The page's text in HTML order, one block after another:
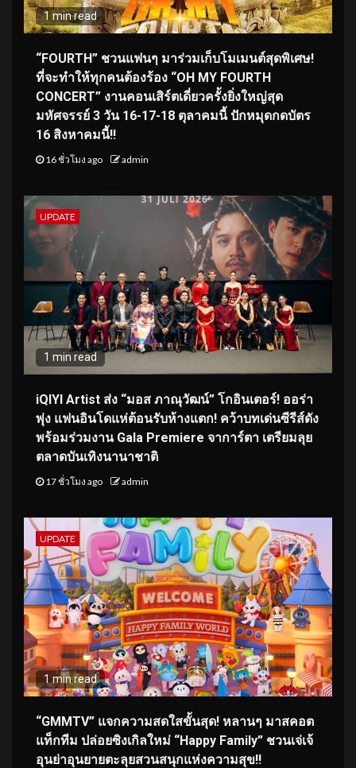
1 min read
“FOURTH” ชวนแฟนๆ มาร่วมเก็บโมเมนต์สุดพิเศษ!
ที่จะทำให้ทุกคนต้องร้อง “OH MY FOURTH
CONCERT” งานคอนเสิร์ตเดี่ยวครั้งยิ่งใหญ่สุด
มหัศจรรย์ 3 วัน 16-17-18 ตุลาคมนี้ ปักหมุดกดบัตร
16 สิงหาคมนี้!!
16 ชั่วโมง ago admin
UPDATE
1 min read
iQIYI Artist ส่ง “มอส ภาณุวัฒน์” โกอินเตอร์! ออร่า
พุ่ง แฟนอินโดแห่ต้อนรับห้างแตก! คว้าบทเด่นซีรีส์ดัง
พร้อมร่วมงาน Gala Premiere จาการ์ตา เตรียมลุย
ตลาดบันเทิงนานาชาติ
17 ชั่วโมง ago admin
UPDATE
1 min read
“GMMTV” แจกความสดใสขั้นสุด! หลานๆ มาสคอต
แท็กทีม ปล่อยซิงเกิลใหม่ “Happy Family” ชวนเจ่เจ้
อุนย่าอุนยายตะลุยสวนสนุกแห่งความสุข!!